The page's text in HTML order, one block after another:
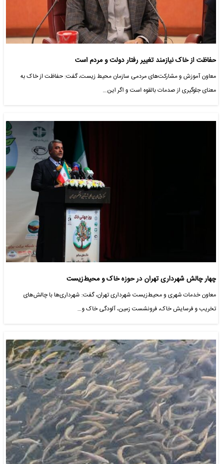
حفاظت از خاک نیازمند تغییر رفتار دولت و مردم است
معاون آموزش و مشارکت‌های مردمی سازمان محیط زیست، گفت: حفاظت از خاک به
معنای جلوگیری از صدمات بالقوه است و اگر این…
چهار چالش شهرداری تهران در حوزه خاک و محیط‌زیست
معاون خدمات شهری و محیط‌زیست شهرداری تهران، گفت: شهرداری‌ها با چالش‌های
تخریب و فرسایش خاک، فرونشست زمین، آلودگی خاک و…